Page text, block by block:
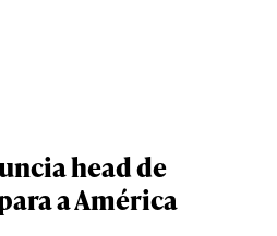
head de
a América